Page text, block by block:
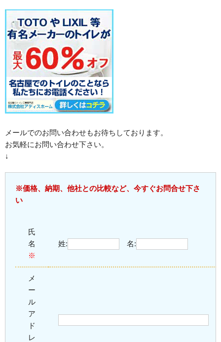
メールでのお問い合わせもお待ちしております。
お気軽にお問い合わせ下さい。
↓
※価格、納期、他社との比較など、今すぐお問合せ下さ
い
氏
名
※
姓: 名:
メ
ー
ル
ア
ド
レ